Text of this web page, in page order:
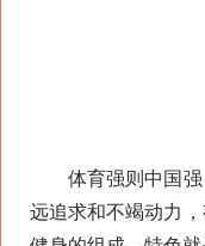
体育强则中国强，
远追求和不竭动力